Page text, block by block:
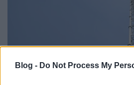
Blog - Do Not Process My